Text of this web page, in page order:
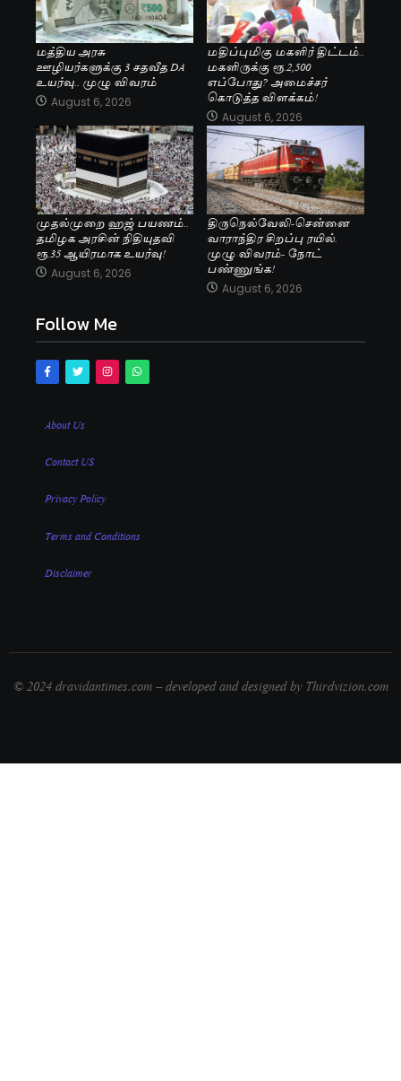
மத்திய அரசு
ஊழியர்களுக்கு 3 சதவீத DA
உயர்வு.. முழு விவரம்
August 6, 2026
மதிப்புமிகு மகளிர் திட்டம்..
மகளிருக்கு ரூ.2,500
எப்போது? அமைச்சர்
கொடுத்த விளக்கம்!
August 6, 2026
முதல்முறை ஹஜ் பயணம்..
தமிழக அரசின் நிதியுதவி
ரூ.35 ஆயிரமாக உயர்வு!
August 6, 2026
திருநெல்வேலி-சென்னை
வாராந்திர சிறப்பு ரயில்.
முழு விவரம்- நோட்
பண்ணுங்க!
August 6, 2026
Follow Me
About Us
Contact US
Privacy Policy
Terms and Conditions
Disclaimer
© 2024 dravidantimes.com – developed and designed by Thirdvizion.com